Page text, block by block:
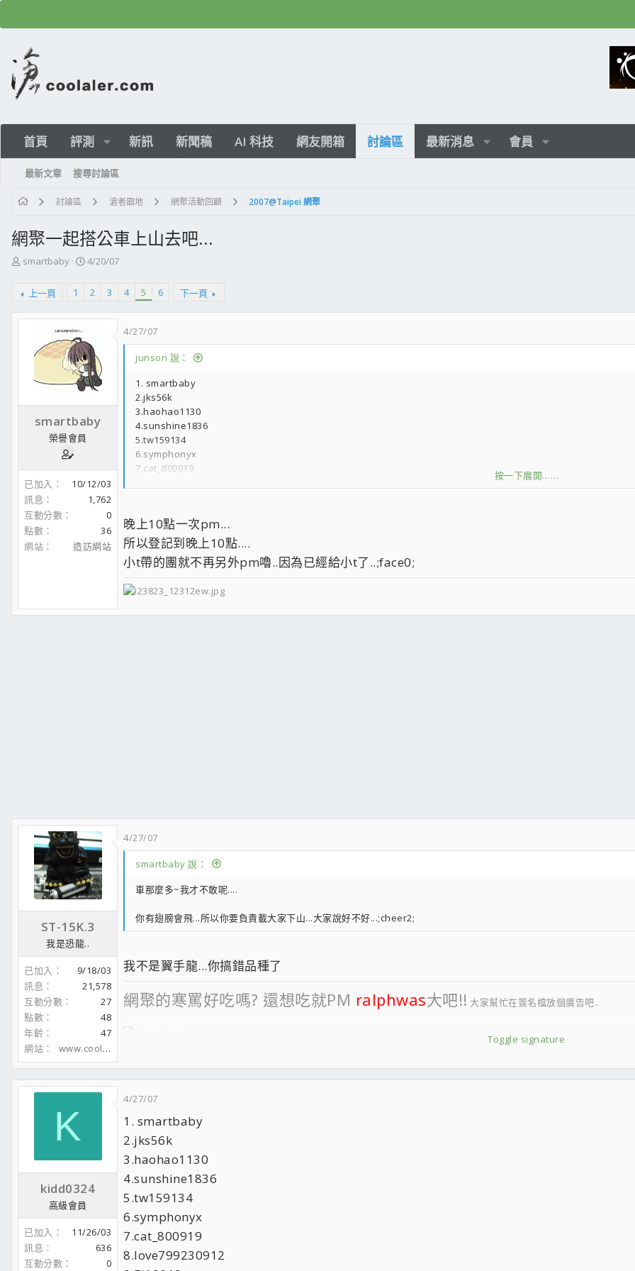
首頁 評測 新訊 新聞稿 AI 科技 網友開箱 討論區 最新消息 會員
最新文章 搜尋討論區
討論區 滄者園地 網聚活動回顧 2007@Taipei 網聚
網聚一起搭公車上山去吧...
主
人
smartbaby
開
日
4/20/07
上一頁 1 2 3 4 5 6 下一頁
smartbaby
榮譽會員
已加入
10/12/03
訊息
1,762
互動分數
0
點數
36
網站
造訪網站
4/27/07
junson 說：
1. smartbaby
2.jks56k
3.haohao1130
4.sunshine1836
5.tw159134
6.symphonyx
7.cat_800919
也算我一份吧~~請問一下smartbady可否pm給我手機電話，怕到時找不到人
謝謝~~
按一下展開……
晚上10點一次pm...
所以登記到晚上10點....
小t帶的團就不再另外pm嚕..因為已經給小t了..;face0;
ST-15K.3
我是恐龍..
已加入
9/18/03
訊息
21,578
互動分數
27
點數
48
年齡
47
網站
www.coolaler.com
4/27/07
smartbaby 說：
車那麼多~我才不敢呢....
你有翅膀會飛...所以你要負責載大家下山...大家說好不好...;cheer2;
我不是翼手龍...你搞錯品種了
Toggle signature
網聚的寒罵好吃嗎? 還想吃就PM ralphwas大吧!! 大家幫忙在簽名檔放個廣告吧..
K
kidd0324
高級會員
已加入
11/26/03
訊息
636
互動分數
0
4/27/07
1. smartbaby
2.jks56k
3.haohao1130
4.sunshine1836
5.tw159134
6.symphonyx
7.cat_800919
8.love799230912